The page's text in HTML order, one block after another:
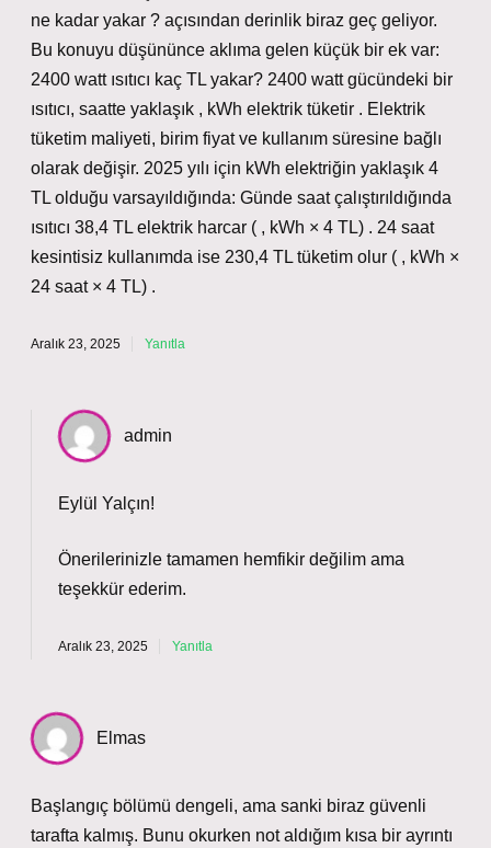
ne kadar yakar ? açısından derinlik biraz geç geliyor.
Bu konuyu düşününce aklıma gelen küçük bir ek var:
2400 watt ısıtıcı kaç TL yakar? 2400 watt gücündeki bir
ısıtıcı, saatte yaklaşık , kWh elektrik tüketir . Elektrik
tüketim maliyeti, birim fiyat ve kullanım süresine bağlı
olarak değişir. 2025 yılı için kWh elektriğin yaklaşık 4
TL olduğu varsayıldığında: Günde saat çalıştırıldığında
ısıtıcı 38,4 TL elektrik harcar ( , kWh × 4 TL) . 24 saat
kesintisiz kullanımda ise 230,4 TL tüketim olur ( , kWh ×
24 saat × 4 TL) .
Aralık 23, 2025 Yanıtla
admin
Eylül Yalçın!
Önerilerinizle tamamen hemfikir değilim ama
teşekkür ederim.
Aralık 23, 2025 Yanıtla
Elmas
Başlangıç bölümü dengeli, ama sanki biraz güvenli
tarafta kalmış. Bunu okurken not aldığım kısa bir ayrıntı